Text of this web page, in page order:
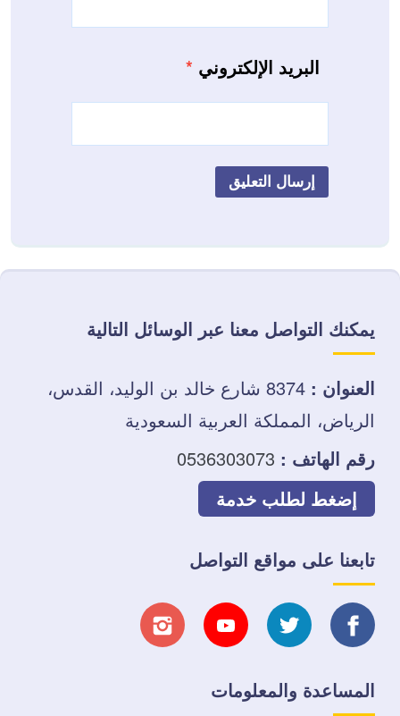
البريد الإلكتروني *
يمكنك التواصل معنا عبر الوسائل التالية
العنوان :
8374 شارع خالد بن الوليد، القدس،
الرياض، المملكة العربية السعودية
رقم الهاتف : 0536303073
إضغط لطلب خدمة
تابعنا على مواقع التواصل
تابعنا
على
تابعنا
على
تابعنا تابعنا
المساعدة والمعلومات